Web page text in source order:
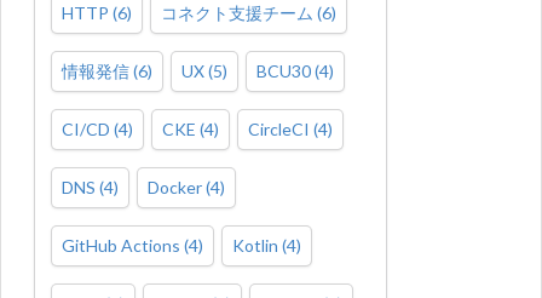
HTTP (6) コネクト支援チーム (6)
情報発信(6) UX(5) BCU30(4)
CI/CD (4) CKE (4) CircleCI (4)
DNS (4) Docker(4)
GitHub Actions (4) Kotlin (4)